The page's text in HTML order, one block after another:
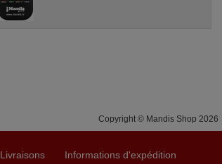
Copyright © Mandis Shop 2026
Livraisons Informations d'expédition